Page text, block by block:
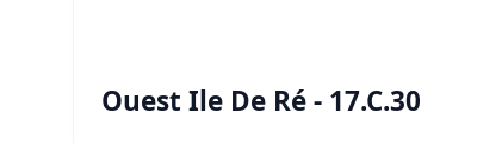
Ouest Ile De Ré - 17.C.30